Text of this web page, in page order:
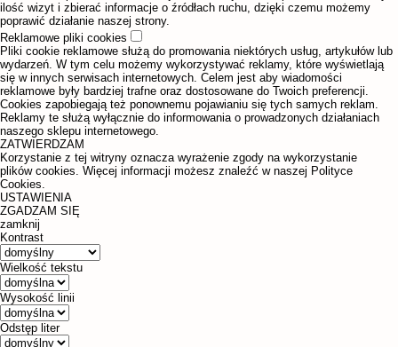
ilość wizyt i zbierać informacje o źródłach ruchu, dzięki czemu możemy
poprawić działanie naszej strony.
Reklamowe pliki cookies
Pliki cookie reklamowe służą do promowania niektórych usług, artykułów lub
wydarzeń. W tym celu możemy wykorzystywać reklamy, które wyświetlają
się w innych serwisach internetowych. Celem jest aby wiadomości
reklamowe były bardziej trafne oraz dostosowane do Twoich preferencji.
Cookies zapobiegają też ponownemu pojawianiu się tych samych reklam.
Reklamy te służą wyłącznie do informowania o prowadzonych działaniach
naszego sklepu internetowego.
ZATWIERDZAM
Korzystanie z tej witryny oznacza wyrażenie zgody na wykorzystanie
plików cookies. Więcej informacji możesz znaleźć w naszej Polityce
Cookies.
USTAWIENIA
ZGADZAM SIĘ
zamknij
Kontrast
Wielkość tekstu
Wysokość linii
Odstęp liter